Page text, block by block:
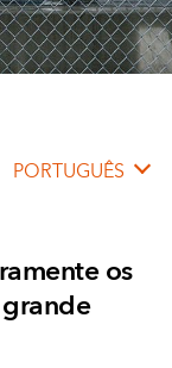
PORTUGUÊS
os